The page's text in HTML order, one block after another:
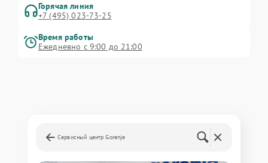
Горячая линия
+7 (495) 023-73-25
Время работы
Ежедневно с 9:00 до 21:00
Сервисный центр Gorenje